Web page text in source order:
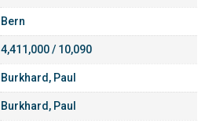
Bern
4,411,000 / 10,090
Burkhard, Paul
Burkhard, Paul